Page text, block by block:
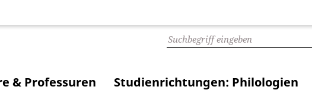
& Professuren Studienrichtungen: Philologien